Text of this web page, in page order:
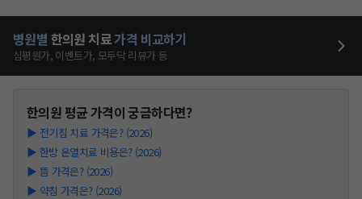
병원별 한의원 치료가격 비교하기
심평원가, 이벤트가, 모두닥 리뷰가 등
한의원평균 가격이 궁금하다면?
▶ 전기침 치료 가격은? (2026)
▶ 한방 온열치료 비용은? (2026)
▶ 뜸 가격은? (2026)
▶ 약침 가격은? (2026)